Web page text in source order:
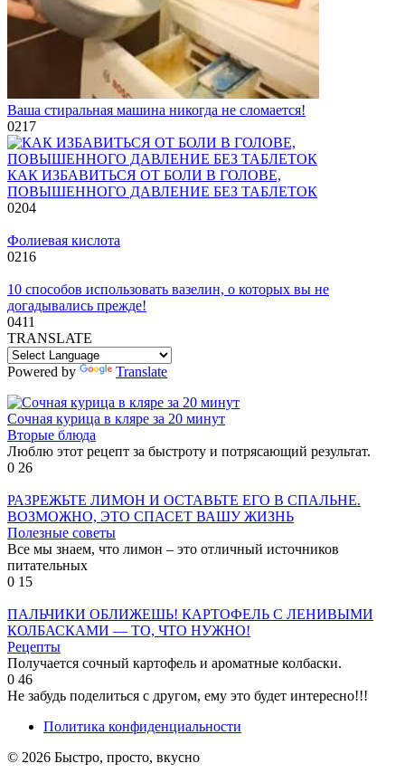
Ваша стиральная машина никогда не сломается!
0217
КАК ИЗБАВИТЬСЯ ОТ БОЛИ В ГОЛОВЕ,
ПОВЫШЕННОГО ДАВЛЕНИЕ БЕЗ ТАБЛЕТОК
0204
Фолиевая кислота
0216
10 способов использовать вазелин, о которых вы не
догадывались прежде!
0411
TRANSLATE
Powered by Translate
Сочная курица в кляре за 20 минут
Вторые блюда
Люблю этот рецепт за быстроту и потрясающий результат.
0 26
РАЗРЕЖЬТЕ ЛИМОН И ОСТАВЬТЕ ЕГО В СПАЛЬНЕ.
ВОЗМОЖНО, ЭТО СПАСЕТ ВАШУ ЖИЗНЬ
Полезные советы
Все мы знаем, что лимон – это отличный источников
питательных
0 15
ПАЛЬЧИКИ ОБЛИЖЕШЬ! КАРТОФЕЛЬ С ЛЕНИВЫМИ
КОЛБАСКАМИ — ТО, ЧТО НУЖНО!
Рецепты
Получается сочный картофель и ароматные колбаски.
0 46
Не забудь поделиться с другом, ему это будет интересно!!!
Политика конфиденциальности
© 2026 Быстро, просто, вкусно